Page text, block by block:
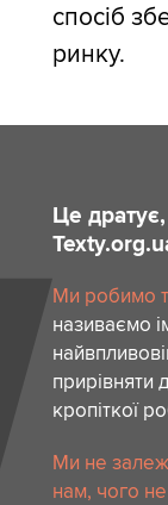
спосіб
ринку.
Це
Ми робимо
називаємо
прирівняти
кропіткої
Ми не
нам, чого